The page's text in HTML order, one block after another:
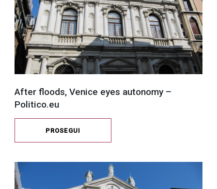
After floods, Venice eyes autonomy –
Politico.eu
PROSEGUI